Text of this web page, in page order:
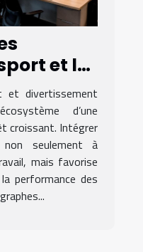
et le
dans
d'une
et divertissement
d’une
croissant. Intégrer
seulement à
mais favorise
performance des